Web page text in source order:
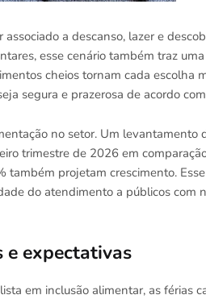
a descanso, lazer e
esse cenário também traz
cheios tornam cada escolha
segura e prazerosa de acordo
no setor. Um levantamento
trimestre de 2026 em
também projetam crescimento.
do atendimento a públicos com
expectativas
em inclusão alimentar, as férias